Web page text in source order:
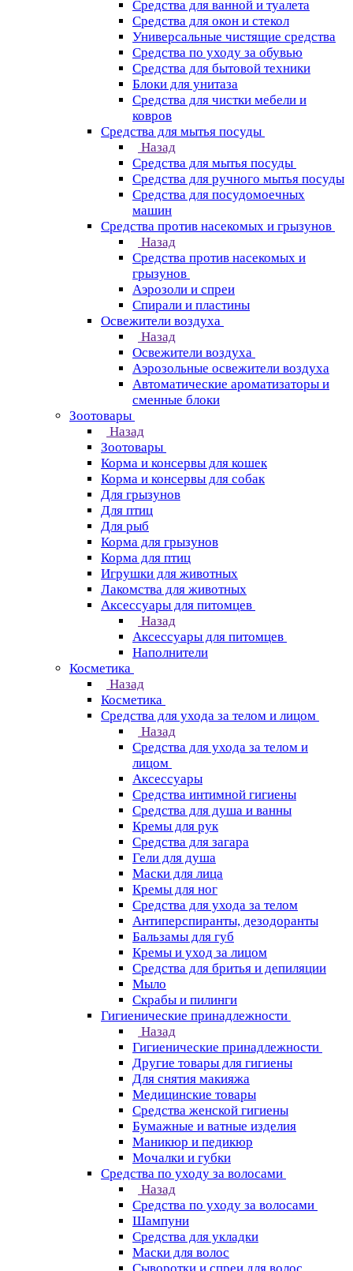
Средства для ванной и туалета
Средства для окон и стекол
Универсальные чистящие средства
Средства по уходу за обувью
Средства для бытовой техники
Блоки для унитаза
Средства для чистки мебели и
ковров
Средства для мытья посуды
Назад
Средства для мытья посуды
Средства для ручного мытья посуды
Средства для посудомоечных
машин
Средства против насекомых и грызунов
Назад
Средства против насекомых и
грызунов
Аэрозоли и спреи
Спирали и пластины
Освежители воздуха
Назад
Освежители воздуха
Аэрозольные освежители воздуха
Автоматические ароматизаторы и
сменные блоки
Зоотовары
Назад
Зоотовары
Корма и консервы для кошек
Корма и консервы для собак
Для грызунов
Для птиц
Для рыб
Корма для грызунов
Корма для птиц
Игрушки для животных
Лакомства для животных
Аксессуары для питомцев
Назад
Аксессуары для питомцев
Наполнители
Косметика
Назад
Косметика
Средства для ухода за телом и лицом
Назад
Средства для ухода за телом и
лицом
Аксессуары
Средства интимной гигиены
Средства для душа и ванны
Кремы для рук
Средства для загара
Гели для душа
Маски для лица
Кремы для ног
Средства для ухода за телом
Антиперспиранты, дезодоранты
Бальзамы для губ
Кремы и уход за лицом
Средства для бритья и депиляции
Мыло
Скрабы и пилинги
Гигиенические принадлежности
Назад
Гигиенические принадлежности
Другие товары для гигиены
Для снятия макияжа
Медицинские товары
Средства женской гигиены
Бумажные и ватные изделия
Маникюр и педикюр
Мочалки и губки
Средства по уходу за волосами
Назад
Средства по уходу за волосами
Шампуни
Средства для укладки
Маски для волос